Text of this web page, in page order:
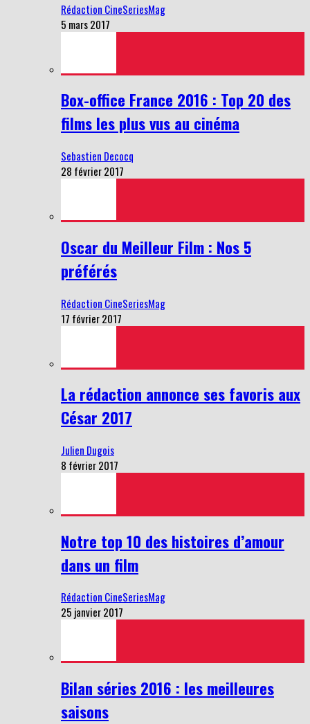
Rédaction CineSeriesMag
5 mars 2017
Box-office France 2016 : Top 20 des
films les plus vus au cinéma
Sebastien Decocq
28 février 2017
Oscar du Meilleur Film : Nos 5
préférés
Rédaction CineSeriesMag
17 février 2017
La rédaction annonce ses favoris aux
César 2017
Julien Dugois
8 février 2017
Notre top 10 des histoires d’amour
dans un film
Rédaction CineSeriesMag
25 janvier 2017
Bilan séries 2016 : les meilleures
saisons